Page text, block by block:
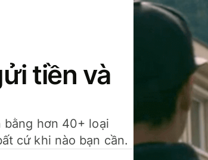
tiền và
hơn 40+ loại
cứ khi nào bạn cần.